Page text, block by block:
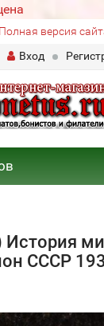
Полная версия
Вход
История
СССР